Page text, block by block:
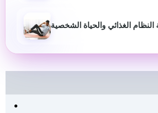
الغذائي والحياة الشخصية